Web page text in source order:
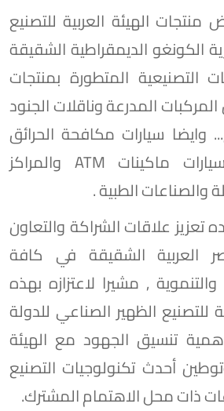
الهيئة العربية للتصنيع
الكونغو الديمقراطية الشقيقة
التصنيعية المتطورة بمنتجات
المدرعة وناقلات الجنود
وايضا سيارات مكافحة الحرائق
ونقل الأموال وسيارات ماكينات ATM والمراكز
والصناعات الطبية .
تعزيز علاقات الشراكة والتعاون
العربية الشقيقة في كافة
, مشيرا لاعتزازه بهذه
للتصنيع الظهير الصناعي للدولة
تنسيق الجهود مع الهيئة
أحدث تكنولوجيات التصنيع
ذات محل الاهتمام المشترك.